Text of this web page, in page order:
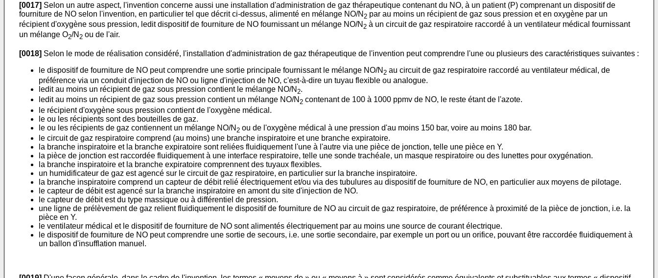
[0017] Selon un autre aspect, l'invention concerne aussi une installation d'administration de gaz thérapeutique contenant du NO, à un patient (P) comprenant un dispositif de
fourniture de NO selon l'invention, en particulier tel que décrit ci-dessus, alimenté en mélange NO/N 2 par au moins un récipient de gaz sous pression et en oxygène par un
récipient d'oxygène sous pression, ledit dispositif de fourniture de NO fournissant un mélange NO/N 2 à un circuit de gaz respiratoire raccordé à un ventilateur médical fournissant
un mélange O2/N 2 ou de l'air.
[0018] Selon le mode de réalisation considéré, l'installation d'administration de gaz thérapeutique de l'invention peut comprendre l'une ou plusieurs des caractéristiques suivantes :
le dispositif de fourniture de NO peut comprendre une sortie principale fournissant le mélange NO/N 2 au circuit de gaz respiratoire raccordé au ventilateur médical, de
préférence via un conduit d'injection de NO ou ligne d'injection de NO, c'est-à-dire un tuyau flexible ou analogue.
ledit au moins un récipient de gaz sous pression contient le mélange NO/N 2.
ledit au moins un récipient de gaz sous pression contient un mélange NO/N 2 contenant de 100 à 1000 ppmv de NO, le reste étant de l'azote.
le récipient d'oxygène sous pression contient de l'oxygène médical.
le ou les récipients sont des bouteilles de gaz.
le ou les récipients de gaz contiennent un mélange NO/N 2 ou de l'oxygène médical à une pression d'au moins 150 bar, voire au moins 180 bar.
le circuit de gaz respiratoire comprend (au moins) une branche inspiratoire et une branche expiratoire.
la branche inspiratoire et la branche expiratoire sont reliées fluidiquement l'une à l'autre via une pièce de jonction, telle une pièce en Y.
la pièce de jonction est raccordée fluidiquement à une interface respiratoire, telle une sonde trachéale, un masque respiratoire ou des lunettes pour oxygénation.
la branche inspiratoire et la branche expiratoire comprennent des tuyaux flexibles.
un humidificateur de gaz est agencé sur le circuit de gaz respiratoire, en particulier sur la branche inspiratoire.
la branche inspiratoire comprend un capteur de débit relié électriquement et/ou via des tubulures au dispositif de fourniture de NO, en particulier aux moyens de pilotage.
le capteur de débit est agencé sur la branche inspiratoire en amont du site d'injection de NO.
le capteur de débit est du type massique ou à différentiel de pression.
une ligne de prélèvement de gaz relient fluidiquement le dispositif de fourniture de NO au circuit de gaz respiratoire, de préférence à proximité de la pièce de jonction, i.e. la
pièce en Y.
le ventilateur médical et le dispositif de fourniture de NO sont alimentés électriquement par au moins une source de courant électrique.
le dispositif de fourniture de NO peut comprendre une sortie de secours, i.e. une sortie secondaire, par exemple un port ou un orifice, pouvant être raccordée fluidiquement à
un ballon d'insufflation manuel.